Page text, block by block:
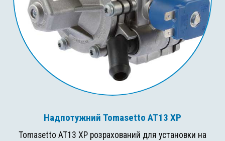
Надпотужний Tomasetto AT13 XP
Tomasetto AT13 XP розрахований для установки на